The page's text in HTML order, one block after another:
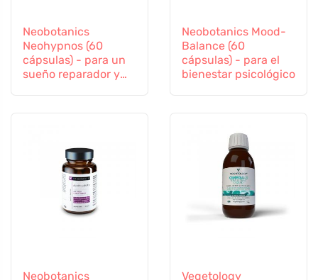
Neobotanics
Neohypnos (60
cápsulas) - para un
sueño reparador y
Neobotanics Mood-
Balance (60
cápsulas) - para el
bienestar psicológico
Neobotanics
Vegetology